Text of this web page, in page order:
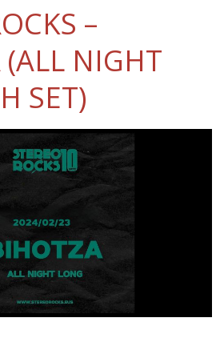
–
NIGHT
SET)